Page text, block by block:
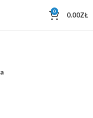
0 0.00ZŁ